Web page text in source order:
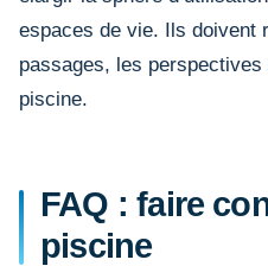
espaces de vie. Ils doivent
passages, les perspectives
piscine.
FAQ : faire
piscine